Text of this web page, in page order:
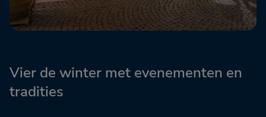
Vier de winter met evenementen en
tradities